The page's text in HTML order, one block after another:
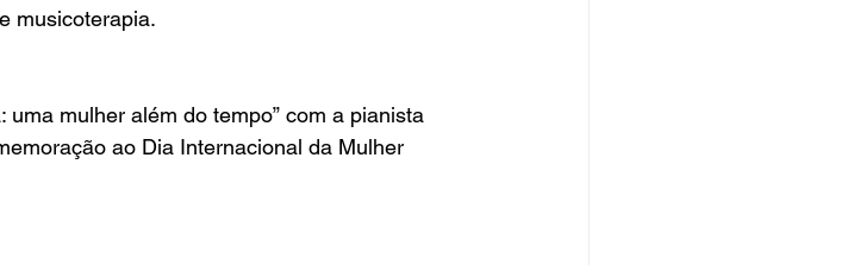
musicoterapia.
mulher além do tempo” com a pianista
ao Dia Internacional da Mulher